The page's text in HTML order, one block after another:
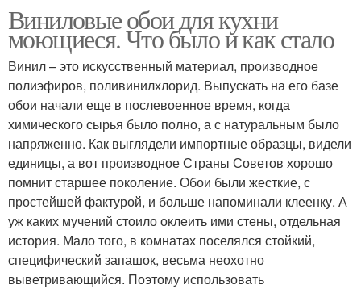
Виниловые обои для кухни
моющиеся. Что было и как стало
Винил – это искусственный материал, производное
полиэфиров, поливинилхлорид. Выпускать на его базе
обои начали еще в послевоенное время, когда
химического сырья было полно, а с натуральным было
напряженно. Как выглядели импортные образцы, видели
единицы, а вот производное Страны Советов хорошо
помнит старшее поколение. Обои были жесткие, с
простейшей фактурой, и больше напоминали клеенку. А
уж каких мучений стоило оклеить ими стены, отдельная
история. Мало того, в комнатах поселялся стойкий,
специфический запашок, весьма неохотно
выветривающийся. Поэтому использовать